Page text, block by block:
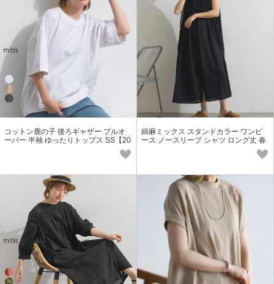
コットン鹿の子 後ろギャザー プルオ
ーバー 半袖 ゆったりトップス SS【20
綿麻ミックス スタンドカラー ワンピ
ース ノースリーブ シャツ ロング丈 春